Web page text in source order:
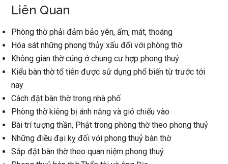
Liên Quan
Phòng thờ phải đảm bảo yên, ấm, mát, thoáng
Hóa sát những phong thủy xấu đối với phòng thờ
Không gian thờ cúng ở chung cư hợp phong thuỷ
Kiểu bàn thờ tổ tiên được sử dụng phổ biến từ trước tới
nay
Cách đặt bàn thờ trong nhà phố
Phòng thờ kiêng bị ánh nắng và gió chiếu vào
Bài trí tượng thần, Phật trong phòng thờ theo phong thuỷ
Những điều đại kỵ đối với phong thuỷ bàn thờ
Sắp đặt bàn thờ theo quan niệm phong thuỷ